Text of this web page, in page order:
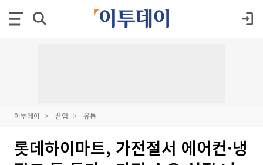
이투데이 산업 유통
롯데하이마트, 가전절서 에어컨·냉